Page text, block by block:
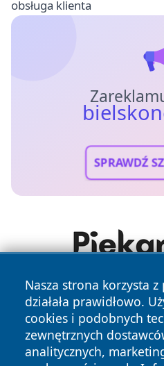
obsługa klienta
SPRAWDŹ
Nasza strona korzysta
działała prawidłowo.
cookies i podobnych
zewnętrznych
analitycznych,